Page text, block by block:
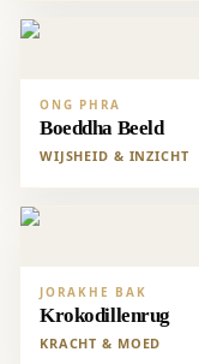
ONG PHRA
Boeddha Beeld
WIJSHEID & INZICHT
JORAKHE BAK
Krokodillenrug
KRACHT & MOED